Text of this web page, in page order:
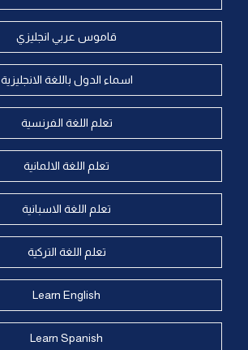
قاموس عربي انجليزي
اسماء الدول باللغة الانجليزية
تعلم اللغة الفرنسية
تعلم اللغة الالمانية
تعلم اللغة الاسبانية
تعلم اللغة التركية
Learn English
Learn Spanish